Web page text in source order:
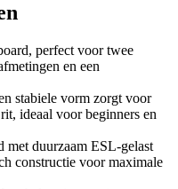
perfect voor twee
en een
stabiele vorm zorgt voor
ideaal voor beginners en
met duurzaam ESL-gelast
constructie voor maximale